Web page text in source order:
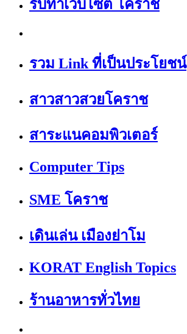
รับทำเว็บไซต์ โคราช
รวม Link ที่เป็นประโยชน์
สาวสาวสวยโคราช
สาระแนคอมพิวเตอร์
Computer Tips
SME โคราช
เดินเล่น เมืองย่าโม
KORAT English Topics
ร้านอาหารทั่วไทย